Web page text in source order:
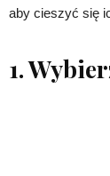
aby cieszyć się
1.